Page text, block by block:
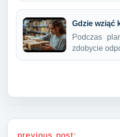
Gdzie wziąć
Podczas
zdobycie
Nawigacja wpisu